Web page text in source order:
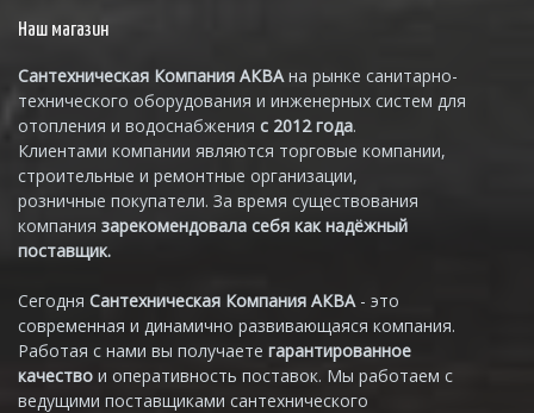
Наш магазин
Сантехническая Компания АКВАна рынке санитарно-
технического оборудования и инженерных систем для
отопления и водоснабжения с 2012 года.
Клиентами компании являются торговые компании,
строительные и ремонтные организации,
розничные покупатели. За время существования
компания зарекомендовала себя как надёжный
поставщик.
Сегодня Сантехническая Компания АКВА - это
современная и динамично развивающаяся компания.
Работая с нами вы получаете гарантированное
качество и оперативность поставок. Мы работаем с
ведущими поставщиками сантехнического